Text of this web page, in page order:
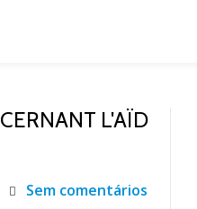
L'AÏD
Sem comentários